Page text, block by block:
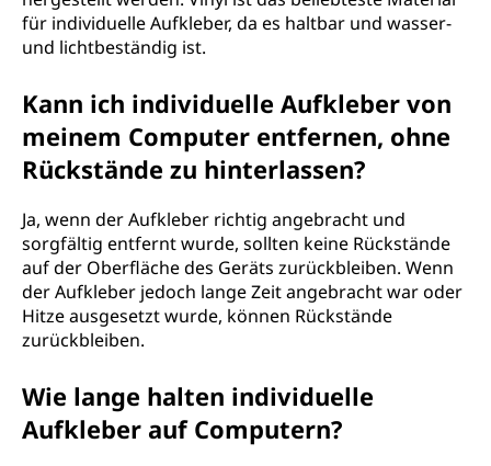
für individuelle Aufkleber, da es haltbar und wasser-
und lichtbeständig ist.
Kann ich individuelle Aufkleber von
meinem Computer entfernen, ohne
Rückstände zu hinterlassen?
Ja, wenn der Aufkleber richtig angebracht und
sorgfältig entfernt wurde, sollten keine Rückstände
auf der Oberfläche des Geräts zurückbleiben. Wenn
der Aufkleber jedoch lange Zeit angebracht war oder
Hitze ausgesetzt wurde, können Rückstände
zurückbleiben.
Wie lange halten individuelle
Aufkleber auf Computern?